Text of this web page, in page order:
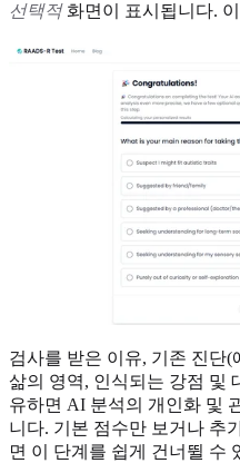
선택적화면이 표시됩니다.
검사를 받은 이유, 기존 진단
삶의 영역, 인식되는 강점 및
유하면 AI 분석의 개인화 및
니다. 기본 점수만 보거나 추
면 이 단계를 쉽게 건너뛸 수